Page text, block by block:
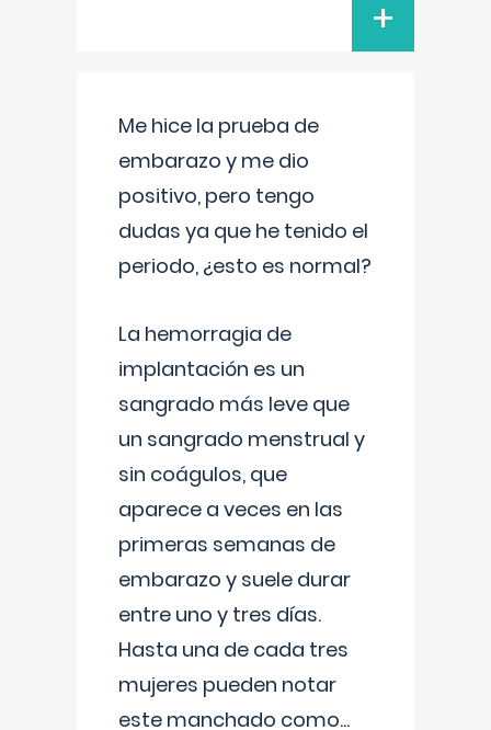
+
Me hice la prueba de
embarazo y me dio
positivo, pero tengo
dudas ya que he tenido el
periodo, ¿esto es normal?
La hemorragia de
implantación es un
sangrado más leve que
un sangrado menstrual y
sin coágulos, que
aparece a veces en las
primeras semanas de
embarazo y suele durar
entre uno y tres días.
Hasta una de cada tres
mujeres pueden notar
este manchado como...